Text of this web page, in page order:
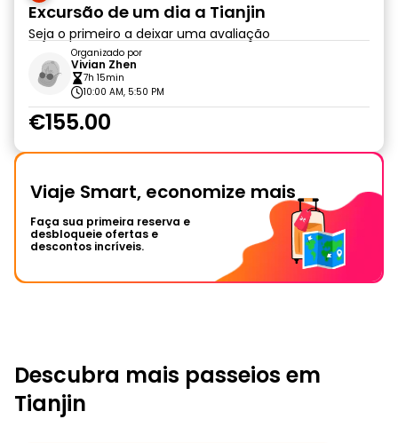
Excursão de um dia a Tianjin
Seja o primeiro a deixar uma avaliação
Organizado por
Vivian Zhen
7h 15min
10:00 AM, 5:50 PM
€155.00
Viaje Smart, economize mais
Faça sua primeira reserva e
desbloqueie ofertas e
descontos incríveis.
Descubra mais passeios em
Tianjin